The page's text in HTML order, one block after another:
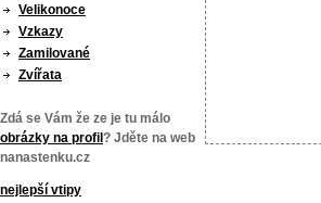
Velikonoce
Vzkazy
Zamilované
Zvířata
Zdá se Vám že ze je tu málo
obrázky na profil ? Jděte na web
nanastenku.cz
nejlepší vtipy